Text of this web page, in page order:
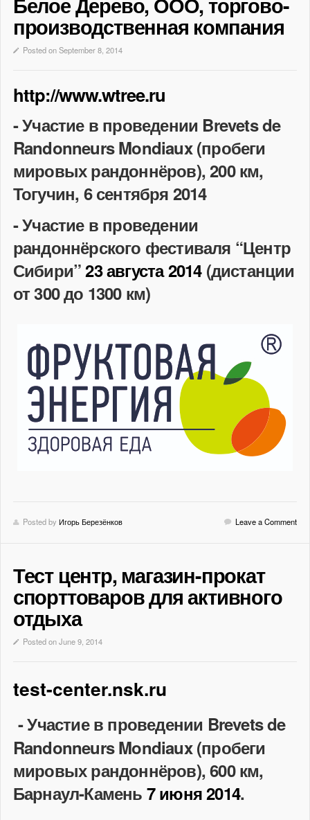
производственная компания
Posted on September 8, 2014
http://www.wtree.ru
- Участие в проведении Brevets de
Randonneurs Mondiaux (пробеги
мировых рандоннёров), 200 км,
Тогучин, 6 сентября 2014
- Участие в проведении
рандоннёрского фестиваля “Центр
Сибири”23 августа 2014(дистанции
от 300 до 1300 км)
Posted by Игорь Березёнков Leave a Comment
Тест центр, магазин-прокат
спорттоваров для активного
отдыха
Posted on June 9, 2014
test-center.nsk.ru
- Участие в проведении Brevets de
Randonneurs Mondiaux (пробеги
мировых рандоннёров), 600 км,
Барнаул-Камень 7 июня 2014.